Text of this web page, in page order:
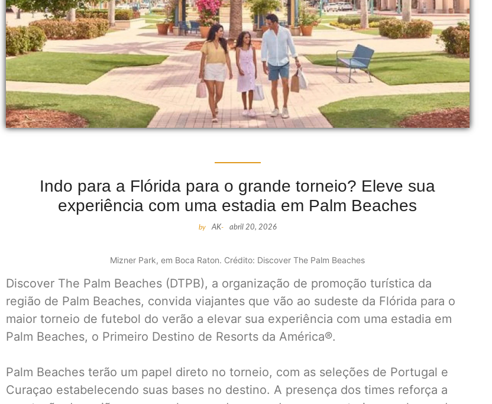
Indo para a Flórida para o grande torneio? Eleve sua
experiência com uma estadia em Palm Beaches
by AK- abril 20, 2026
Mizner Park, em Boca Raton. Crédito: Discover The Palm Beaches
Discover The Palm Beaches (DTPB), a organização de promoção turística da
região de Palm Beaches, convida viajantes que vão ao sudeste da Flórida para o
maior torneio de futebol do verão a elevar sua experiência com uma estadia em
Palm Beaches, o Primeiro Destino de Resorts da América®.
Palm Beaches terão um papel direto no torneio, com as seleções de Portugal e
Curaçao estabelecendo suas bases no destino. A presença dos times reforça a